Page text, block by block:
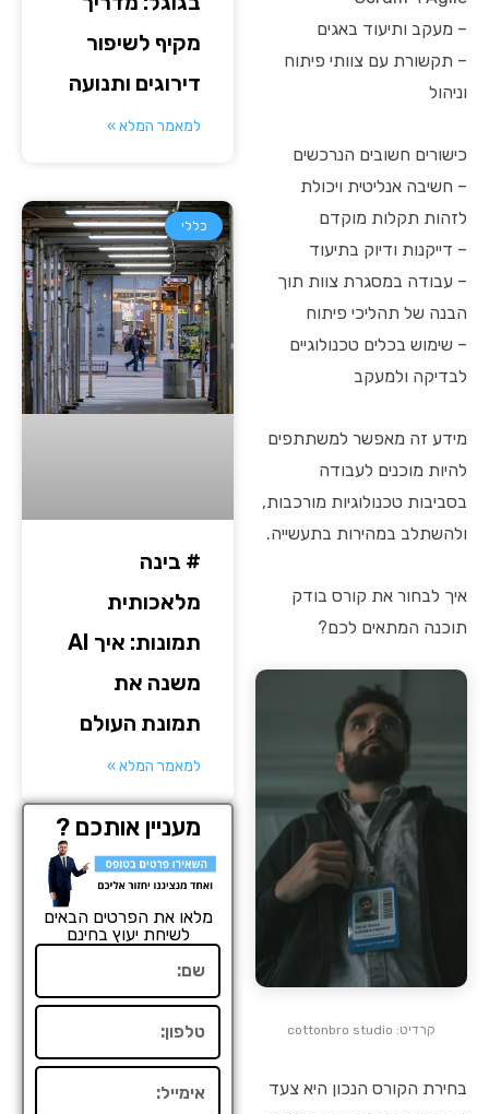
– מעקב ותיעוד באגים
– תקשורת עם צוותי פיתוח
וניהול
כישורים חשובים הנרכשים
– חשיבה אנליטית ויכולת
לזהות תקלות מוקדם
– דייקנות ודיוק בתיעוד
– עבודה במסגרת צוות תוך
הבנה של תהליכי פיתוח
– שימוש בכלים טכנולוגיים
לבדיקה ולמעקב
מידע זה מאפשר למשתתפים
להיות מוכנים לעבודה
בסביבות טכנולוגיות מורכבות,
ולהשתלב במהירות בתעשייה.
איך לבחור את קורס בודק
תוכנה המתאים לכם?
קרדיט: cottonbro studio
בחירת הקורס הנכון היא צעד
מקיף לשיפור
דירוגים ותנועה
למאמר המלא »
כללי
# בינה
מלאכותית
תמונות: איך AI
משנה את
תמונת העולם
למאמר המלא »
מעניין אותכם ?
מלאו את הפרטים הבאים
לשיחת יעוץ בחינם